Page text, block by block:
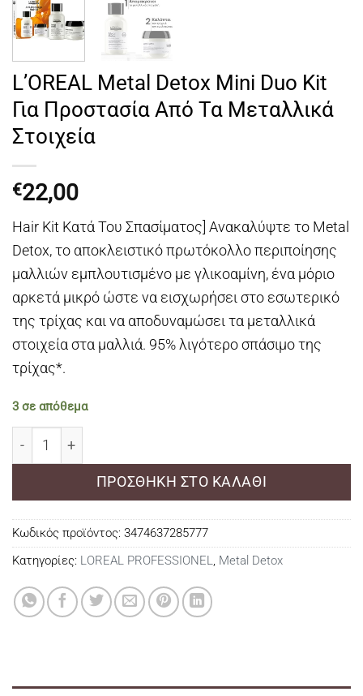
L’OREAL Metal Detox Mini Duo Kit
Για Προστασία Από Τα Μεταλλικά
Στοιχεία
€22,00
Hair Kit Κατά Του Σπασίματος] Ανακαλύψτε το Metal
Detox, το αποκλειστικό πρωτόκολλο περιποίησης
μαλλιών εμπλουτισμένο με γλικοαμίνη, ένα μόριο
αρκετά μικρό ώστε να εισχωρήσει στο εσωτερικό
της τρίχας και να αποδυναμώσει τα μεταλλικά
στοιχεία στα μαλλιά. 95% λιγότερο σπάσιμο της
τρίχας*.
3 σε απόθεμα
L'OREAL Metal Detox Mini Duo Kit Για Προστασία Από
ΠΡΟΣΘΉΚΗ ΣΤΟ ΚΑΛΆΘΙ
Κωδικός προϊόντος: 3474637285777
Κατηγορίες: LOREAL PROFESSIONEL, Metal Detox